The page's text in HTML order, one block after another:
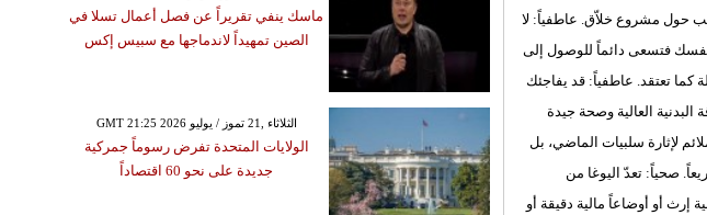
ماسك ينفي تقريراً عن فصل أعمال تسلا في
الصين تمهيداً لاندماجها مع سبيس إكس
GMT 21:25 2026 الثلاثاء ,21 تموز / يوليو
الولايات المتحدة تفرض رسوماً جمركية
جديدة على نحو 60 اقتصاداً